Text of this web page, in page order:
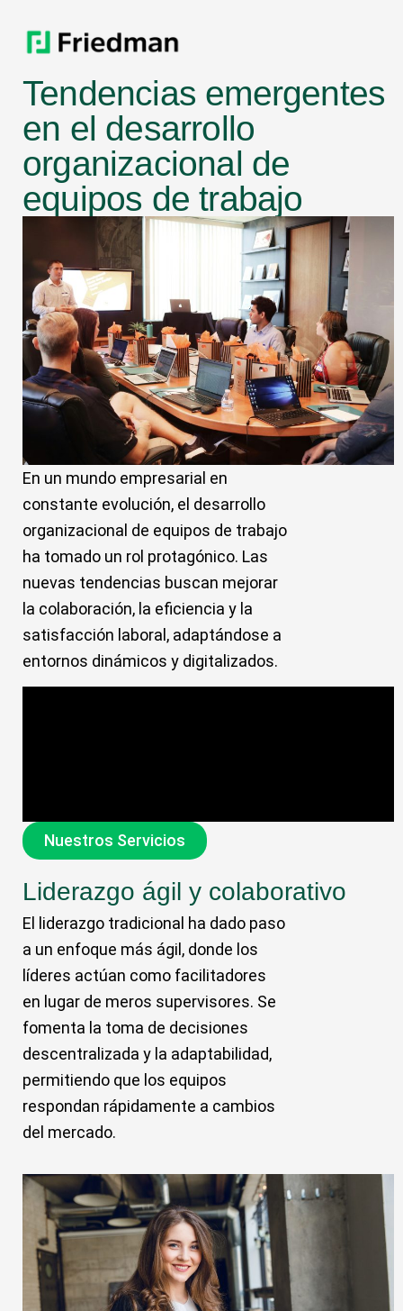
Tendencias emergentes
en el desarrollo
organizacional de
equipos de trabajo
En un mundo empresarial en
constante evolución, el desarrollo
organizacional de equipos de trabajo
ha tomado un rol protagónico. Las
nuevas tendencias buscan mejorar
la colaboración, la eficiencia y la
satisfacción laboral, adaptándose a
entornos dinámicos y digitalizados.
Nuestros Servicios
Liderazgo ágil y colaborativo
El liderazgo tradicional ha dado paso
a un enfoque más ágil, donde los
líderes actúan como facilitadores
en lugar de meros supervisores. Se
fomenta la toma de decisiones
descentralizada y la adaptabilidad,
permitiendo que los equipos
respondan rápidamente a cambios
del mercado.